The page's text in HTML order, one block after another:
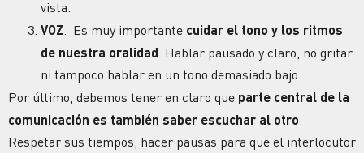
vista.
VOZ . Es muy importante cuidar el tono y los ritmos
de nuestra oralidad . Hablar pausado y claro, no gritar
ni tampoco hablar en un tono demasiado bajo.
Por último, debemos tener en claro que parte central de la
comunicación es también saber escuchar al otro
Respetar sus tiempos, hacer pausas para que el interlocutor